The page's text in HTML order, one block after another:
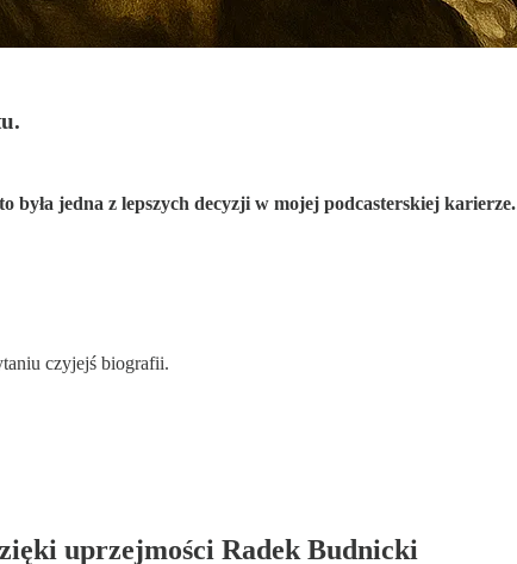
była jedna z lepszych decyzji w mojej podcasterskiej karierze.
czyjejś biografii.
uprzejmości Radek Budnicki